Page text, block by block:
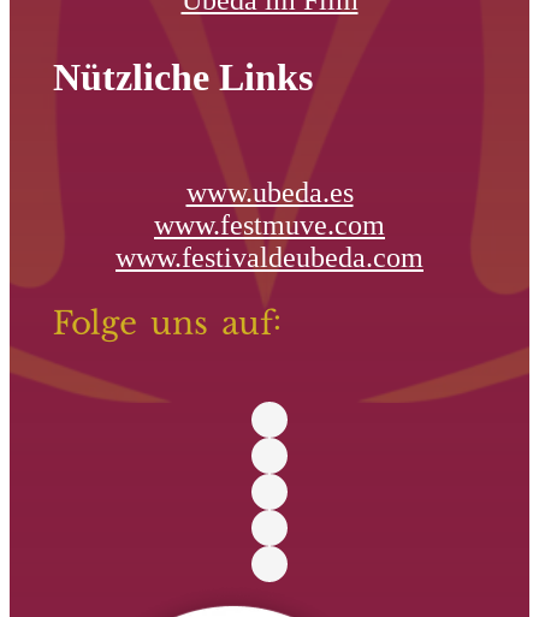
Nützliche Links
www.ubeda.es
www.festmuve.com
www.festivaldeubeda.com
Folge uns auf: